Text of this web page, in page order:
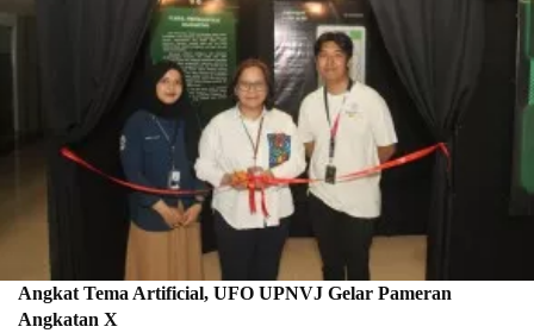
Angkat Tema Artificial, UFO UPNVJ Gelar Pameran
Angkatan X